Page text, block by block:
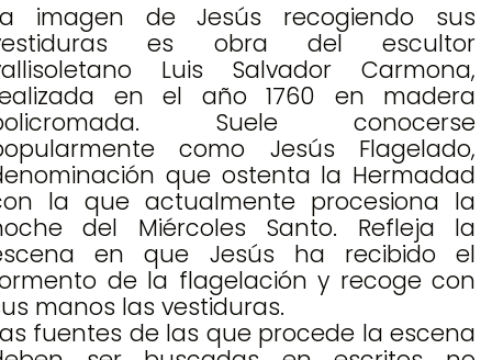
imagen de Jesús recogiendo sus
es obra del escultor
Luis Salvador Carmona,
en el año 1760 en madera
Suele conocerse
como Jesús Flagelado,
que ostenta la Hermadad
la que actualmente procesiona la
del Miércoles Santo. Refleja la
en que Jesús ha recibido el
de la flagelación y recoge con
manos las vestiduras.
fuentes de las que procede la escena